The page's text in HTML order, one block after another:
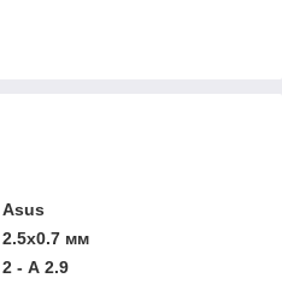
Asus
2.5x0.7 мм
2 - А 2.9